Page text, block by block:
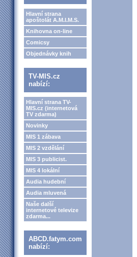
Hlavní strana
apoštolát A.M.I.M.S.
Knihovna on-line
Comicsy
Objednávky knih
TV-MIS.cz
nabízí:
Hlavní strana TV-
MIS.cz (internetová
TV zdarma)
Novinky
MIS 1 zábava
MIS 2 vzdělání
MIS 3 publicist.
MIS 4 lokální
Audia hudební
Audia mluvená
Naše další
internetové televize
zdarma...
ABCD.fatym.com
nabízí: